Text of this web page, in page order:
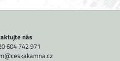
nás
604 742 971